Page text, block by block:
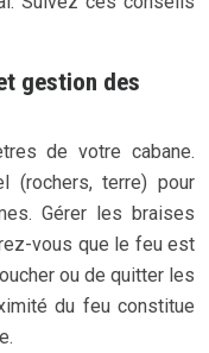
gestion des
de votre cabane.
(rochers, terre) pour
Gérer les braises
vous que le feu est
ou de quitter les
du feu constitue